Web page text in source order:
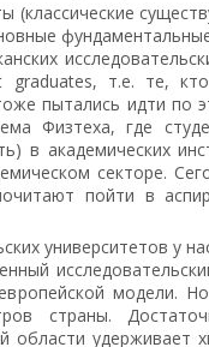
(классические
graduates, т.е. те,
пытались идти по
Физтеха, где
в академических
секторе.
пойти в
университетов у
модели.
страны.
области удерживает